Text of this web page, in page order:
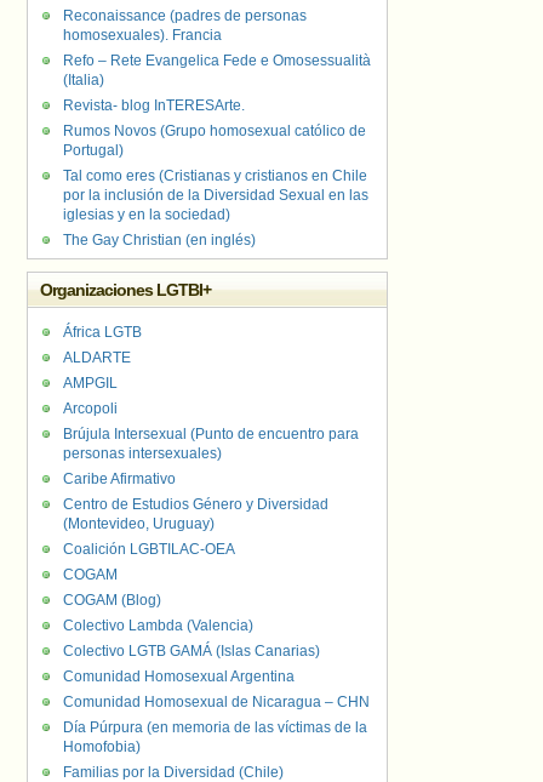
Reconaissance (padres de personas
homosexuales). Francia
Refo – Rete Evangelica Fede e Omosessualità
(Italia)
Revista- blog InTERESArte.
Rumos Novos (Grupo homosexual católico de
Portugal)
Tal como eres (Cristianas y cristianos en Chile
por la inclusión de la Diversidad Sexual en las
iglesias y en la sociedad)
The Gay Christian (en inglés)
Organizaciones LGTBI+
África LGTB
ALDARTE
AMPGIL
Arcopoli
Brújula Intersexual (Punto de encuentro para
personas intersexuales)
Caribe Afirmativo
Centro de Estudios Género y Diversidad
(Montevideo, Uruguay)
Coalición LGBTILAC-OEA
COGAM
COGAM (Blog)
Colectivo Lambda (Valencia)
Colectivo LGTB GAMÁ (Islas Canarias)
Comunidad Homosexual Argentina
Comunidad Homosexual de Nicaragua – CHN
Día Púrpura (en memoria de las víctimas de la
Homofobia)
Familias por la Diversidad (Chile)